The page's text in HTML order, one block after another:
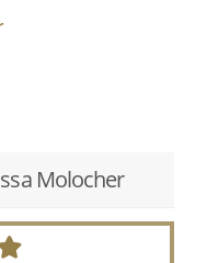
Molocher